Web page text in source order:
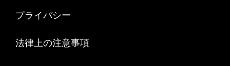
プライバシー
法律上の注意事項